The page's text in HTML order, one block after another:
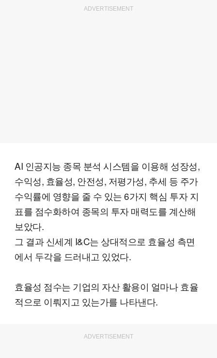
ADVERTISEMENT
AI 인공지능 종목 분석 시스템을 이용해 성장성,
수익성, 효율성, 안전성, 저평가성, 추세 등 주가
수익률에 영향을 줄 수 있는 6가지 핵심 투자 지
표를 점수화하여 종목의 투자 매력도를 계산해
보았다.
그 결과 신세계 I&C는 상대적으로 효율성 측면
에서 두각을 드러내고 있었다.
효율성 점수는 기업의 자산 활용이 얼마나 효율
적으로 이뤄지고 있는가를 나타낸다.
ADVERTISEMENT